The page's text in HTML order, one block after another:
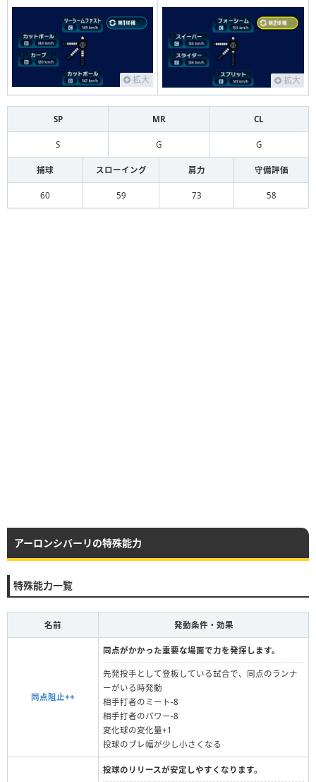
拡大 拡大
SP MR CL
S G G
捕球 スローイング 肩力 守備評価
60 59 73 58
アーロンシバーリの特殊能力
特殊能力一覧
名前 発動条件・効果
同点阻止++
同点がかかった重要な場面で力を発揮します。
先発投手として登板している試合で、同点のランナ
ーがいる時発動
相手打者のミート‐8
相手打者のパワー-8
変化球の変化量+1
投球のブレ幅が少し小さくなる
投球のリリースが安定しやすくなります。